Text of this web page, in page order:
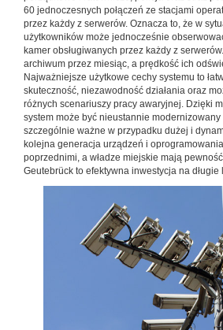
60 jednoczesnych połączeń ze stacjami
przez każdy z serwerów. Oznacza to, że w
użytkowników może jednocześnie
kamer obsługiwanych przez każdy z
archiwum przez miesiąc, a prędkość ich
Najważniejsze użytkowe cechy systemu to
skuteczność, niezawodność działania oraz
różnych scenariuszy pracy awaryjnej. Dzięki
system może być nieustannie
szczególnie ważne w przypadku dużej i
kolejna generacja urządzeń i
poprzednimi, a władze miejskie mają
Geutebrück to efektywna inwestycja na długie